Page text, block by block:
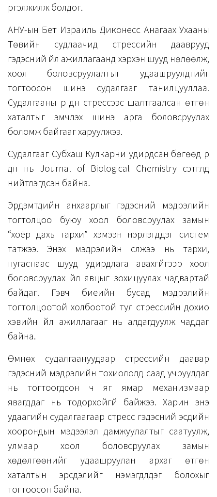
үргэлжилж болдог.
АНУ-ын Бет Израиль Диконесс Анагаах Ухааны
Төвийн судлаачид стрессийн дааврууд
гэдэсний үйл ажиллагаанд хэрхэн шууд нөлөөлж,
хоол боловсруулалтыг удаашруулдгийг
тогтоосон шинэ судалгааг танилцууллаа.
Судалгааны үр дүн стрессээс шалтгаалсан өтгөн
хаталтыг эмчлэх шинэ арга боловсруулах
боломж байгааг харуулжээ.
Судалгааг Субхаш Кулкарни удирдсан бөгөөд үр
дүн нь Journal of Biological Chemistryсэтгүүлд
нийтлэгдсэн байна.
Эрдэмтдийн анхаарлыг гэдэсний мэдрэлийн
тогтолцоо буюу хоол боловсруулах замын
“хоёр дахь тархи” хэмээн нэрлэгддэг систем
татжээ. Энэхүү мэдрэлийн сүлжээ нь тархи,
нугаснаас шууд удирдлага авахгүйгээр хоол
боловсруулах үйл явцыг зохицуулах чадвартай
байдаг. Гэвч биеийн бусад мэдрэлийн
тогтолцоотой холбоотой тул стрессийн дохио
хэвийн үйл ажиллагааг нь алдагдуулж чаддаг
байна.
Өмнөх судалгаануудаар стрессийн даавар
гэдэсний мэдрэлийн тохиололд саад учруулдаг
нь тогтоогдсон ч яг ямар механизмаар
явагддаг нь тодорхойгүй байжээ. Харин энэ
удаагийн судалгаагаар стресс гэдэсний эсүүдийн
хоорондын мэдээлэл дамжуулалтыг саатуулж,
улмаар хоол боловсруулах замын
хөдөлгөөнийг удаашруулан архаг өтгөн
хаталтын эрсдэлийг нэмэгдүүлдэг болохыг
тогтоосон байна.